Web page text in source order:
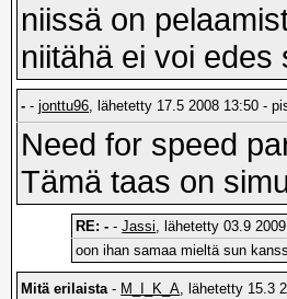
niissä on
niitähä ei voi edes
- -jonttu96, lähetetty 17.5 2008 13:50 -
Need for speed
Tämä taas on
RE: - -Jassi, lähetetty 03.9
oon ihan samaa mieltä sun
Mitä erilaista- M_I_K_A, lähetetty 15.3